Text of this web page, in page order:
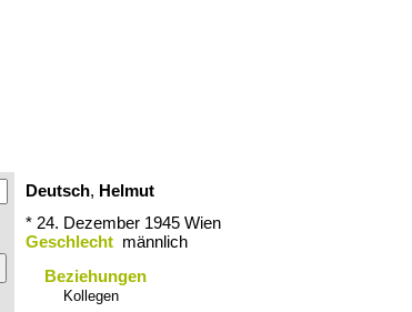
Deutsch, Helmut
* 24. Dezember 1945 Wien
Geschlecht männlich
Beziehungen
Kollegen